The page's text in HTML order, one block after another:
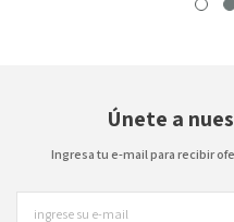
Únete a
Ingresa tu e-mail para recibir